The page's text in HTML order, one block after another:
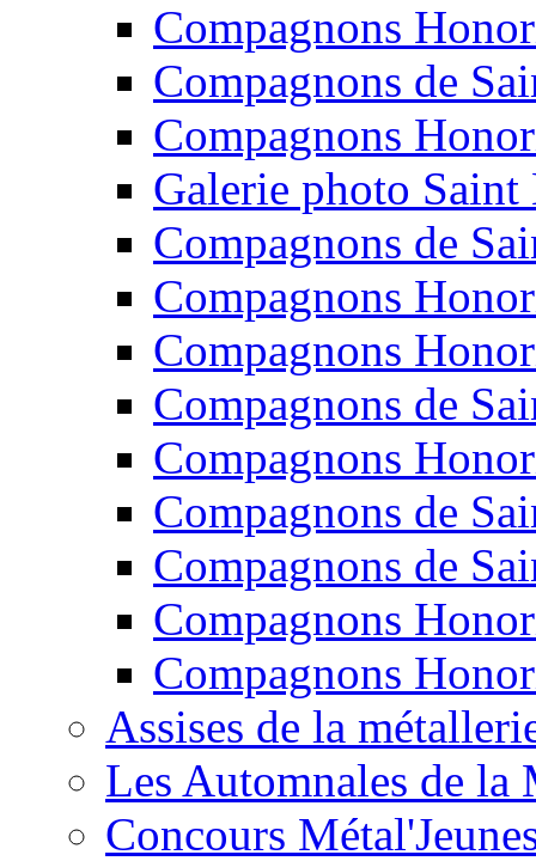
Compagnons
Compagnons de
Compagnons
Galerie photo
Compagnons de
Compagnons
Compagnons
Compagnons de
Compagnons
Compagnons de
Compagnons de
Compagnons
Compagnons
Assises de la
Les Automnales de la
Concours